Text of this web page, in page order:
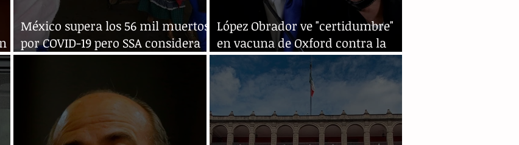
México supera los 56 mil muertos
por COVID-19 pero SSA considera
que baja la intensidad
López Obrador ve "certidumbre"
en vacuna de Oxford contra la
COVID-19